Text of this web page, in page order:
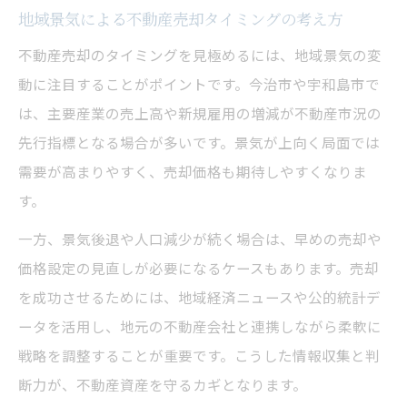
地域景気による不動産売却タイミングの考え方
不動産売却のタイミングを見極めるには、地域景気の変
動に注目することがポイントです。今治市や宇和島市で
は、主要産業の売上高や新規雇用の増減が不動産市況の
先行指標となる場合が多いです。景気が上向く局面では
需要が高まりやすく、売却価格も期待しやすくなりま
す。
一方、景気後退や人口減少が続く場合は、早めの売却や
価格設定の見直しが必要になるケースもあります。売却
を成功させるためには、地域経済ニュースや公的統計デ
ータを活用し、地元の不動産会社と連携しながら柔軟に
戦略を調整することが重要です。こうした情報収集と判
断力が、不動産資産を守るカギとなります。